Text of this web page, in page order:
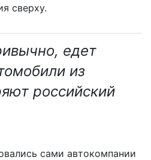
сверху.
едет
из
российский
сами автокомпании